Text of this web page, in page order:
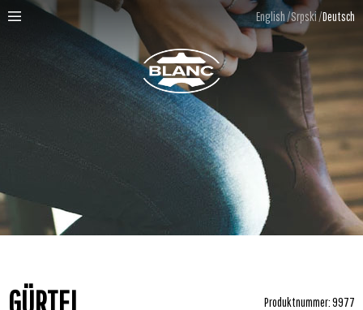
English Srpski Deutsch
GÜRTEL Produktnummer: 9977